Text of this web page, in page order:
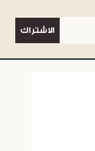
الاشتراك